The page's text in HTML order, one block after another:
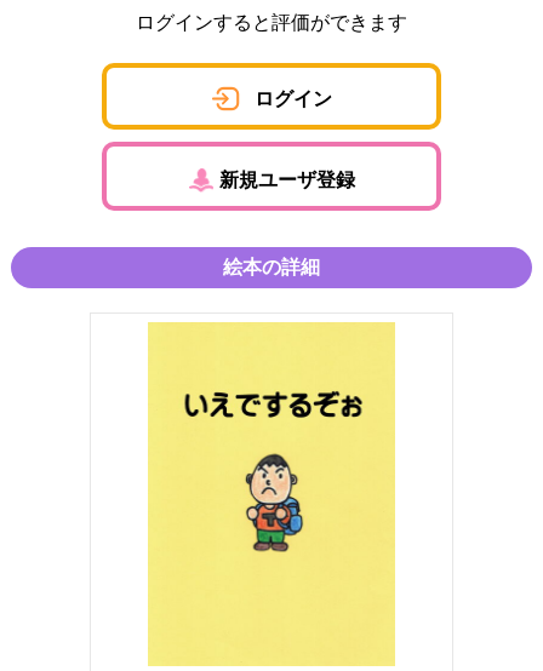
ログインすると評価ができます
ログイン
新規ユーザ登録
絵本の詳細